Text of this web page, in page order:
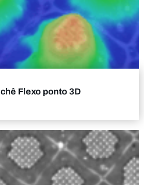
Flexo ponto 3D